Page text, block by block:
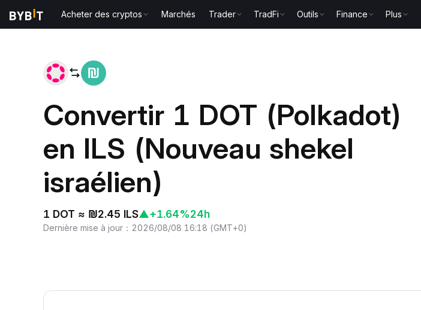
Acheter des cryptos Marchés Trader TradFi Outils Finance Plus
Convertir 1 DOT (Polkadot)
en ILS (Nouveau shekel
israélien)
1 DOT ≈ ₪2.45 ILS▲+1.64%24h
Dernière mise à jour ： 2026/08/08 16:18 (GMT+0)